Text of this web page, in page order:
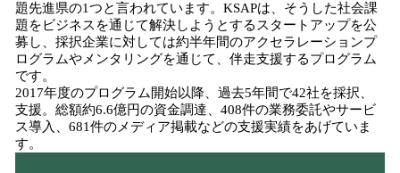
題先進県の1つと言われています。KSAPは、そうした社会課
題をビジネスを通じて解決しようとするスタートアップを公
募し、採択企業に対しては約半年間のアクセラレーションプ
ログラムやメンタリングを通じて、伴走支援するプログラム
です。
2017年度のプログラム開始以降、過去5年間で42社を採択、
支援。総額約6.6億円の資金調達、408件の業務委託やサービ
ス導入、681件のメディア掲載などの支援実績をあげていま
す。